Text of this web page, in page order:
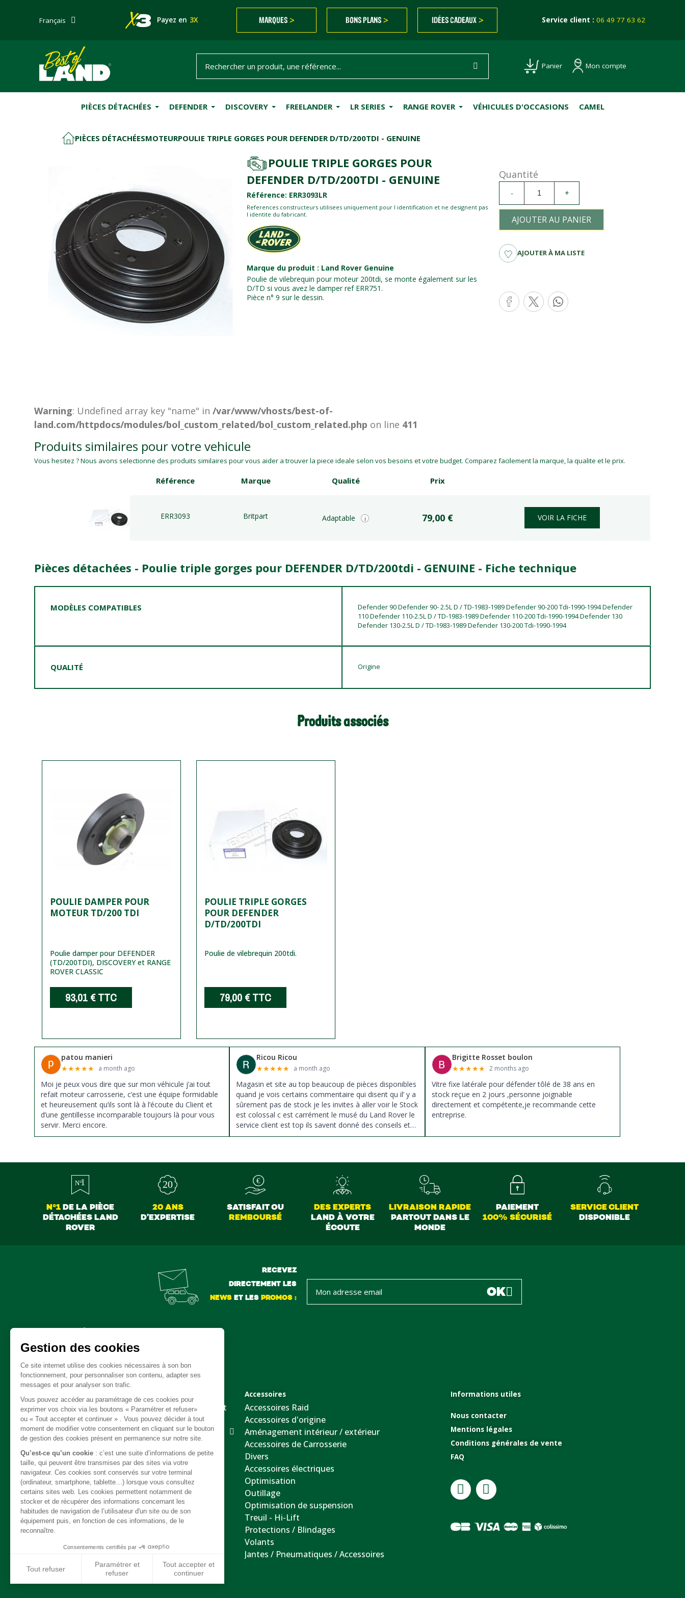
Français Payez en 3X MARQUES > BONS PLANS > IDÉES CADEAUX > Service client :06 49 77 63 62
Panier Mon compte
PIÈCES DÉTACHÉES DEFENDER DISCOVERY FREELANDER LR SERIES RANGE ROVER VÉHICULES D'OCCASIONS CAMEL
PIÈCES DÉTACHÉESMOTEURPOULIE TRIPLE GORGES POUR DEFENDER D/TD/200TDI - GENUINE
POULIE TRIPLE GORGES POUR
DEFENDER D/TD/200TDI - GENUINE
Référence: ERR3093LR
References constructeurs utilisees uniquement pour l identification et ne designent pas
l identite du fabricant.
Marque du produit : Land Rover Genuine
Poulie de vilebrequin pour moteur 200tdi, se monte également sur les
D/TD si vous avez le damper ref ERR751.
Pièce n° 9 sur le dessin.
Quantité
- +
AJOUTER AU PANIER
AJOUTER À MA LISTE
Warning: Undefined array key "name" in/var/www/vhosts/best-of-
land.com/httpdocs/modules/bol_custom_related/bol_custom_related.php on line 411
Produits similaires pour votre vehicule
Vous hesitez ? Nous avons selectionne des produits similaires pour vous aider a trouver la piece ideale selon vos besoins et votre budget. Comparez facilement la marque, la qualite et le prix.
Référence Marque Qualité Prix
ERR3093 Britpart Adaptable i 79,00 € VOIR LA FICHE
Pièces détachées - Poulie triple gorges pour DEFENDER D/TD/200tdi - GENUINE - Fiche technique
MODÈLES COMPATIBLES
Defender 90 Defender 90- 2.5L D / TD-1983-1989 Defender 90-200 Tdi-1990-1994 Defender
110 Defender 110-2.5L D / TD-1983-1989 Defender 110-200 Tdi-1990-1994 Defender 130
Defender 130-2.5L D / TD-1983-1989 Defender 130-200 Tdi-1990-1994
QUALITÉ Origine
Produits associés
POULIE DAMPER POUR
MOTEUR TD/200 TDI
Poulie damper pour DEFENDER
(TD/200TDI), DISCOVERY et RANGE
ROVER CLASSIC
93,01 €TTC
POULIE TRIPLE GORGES
POUR DEFENDER
D/TD/200TDI
Poulie de vilebrequin 200tdi.
79,00 €TTC
patou manieri
★★★★★ a month ago
Moi je peux vous dire que sur mon véhicule j’ai tout
refait moteur carrosserie, c’est une équipe formidable
et heureusement qu’ils sont là à l’écoute du Client et
d’une gentillesse incomparable toujours là pour vous
servir. Merci encore.
Ricou Ricou
★★★★★ a month ago
Magasin et site au top beaucoup de pièces disponibles
quand je vois certains commentaire qui disent qu il’ y a
sûrement pas de stock je les invites à aller voir le Stock
est colossal c est carrément le musé du Land Rover le
service client est top ils savent donné des conseils et
ne pousse pas à la vente ils sont vraiment au top du
Brigitte Rosset boulon
★★★★★ 2 months ago
Vitre fixe latérale pour défender tôlé de 38 ans en
stock reçue en 2 jours ,personne joignable
directement et compétente,je recommande cette
entreprise.
N°1DE LA PIÈCE
DÉTACHÉES LAND
ROVER
20 ANS
D’EXPERTISE
SATISFAIT OU
REMBOURSÉ
DES EXPERTS
LAND À VOTRE
ÉCOUTE
LIVRAISON RAPIDE
PARTOUT DANS LE
MONDE
PAIEMENT
100% SÉCURISÉ
SERVICE CLIENT
DISPONIBLE
RECEVEZ
DIRECTEMENT LES
NEWSET LES PROMOS : OK
Embrayage - Boite de vitesse / boite de transfert
Câble
Carrosserie / Chassis
Direction
Echappement
Electricité
Freinage
Intérieur
Moteur
Refroidissement / chauffage / clim
Suspension
Système de carburant
Jantes / Pneumatiques
Accessoires
Accessoires Raid
Accessoires d'origine
Aménagement intérieur / extérieur
Accessoires de Carrosserie
Divers
Accessoires électriques
Optimisation
Outillage
Optimisation de suspension
Treuil - Hi-Lift
Protections / Blindages
Volants
Jantes / Pneumatiques / Accessoires
Informations utiles
Nous contacter
Mentions légales
Conditions générales de vente
FAQ